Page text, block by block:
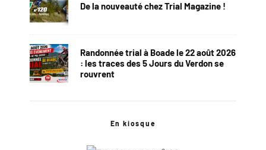
De la nouveauté chez Trial Magazine !
Randonnée trial à Boade le 22 août 2026
: les traces des 5 Jours du Verdon se
rouvrent
En kiosque